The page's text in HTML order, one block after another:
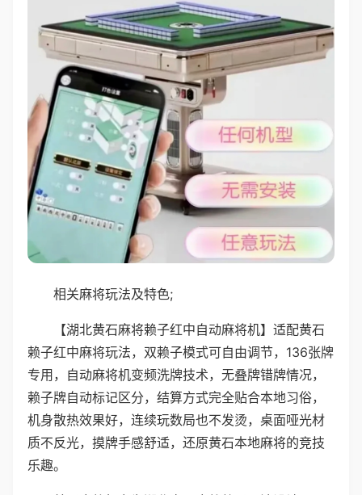
相关麻将玩法及特色;
【湖北黄石麻将赖子红中自动麻将机】适配黄石
赖子红中麻将玩法，双赖子模式可自由调节，136张牌
专用，自动麻将机变频洗牌技术，无叠牌错牌情况，
赖子牌自动标记区分，结算方式完全贴合本地习俗，
机身散热效果好，连续玩数局也不发烫，桌面哑光材
质不反光，摸牌手感舒适，还原黄石本地麻将的竞技
乐趣。